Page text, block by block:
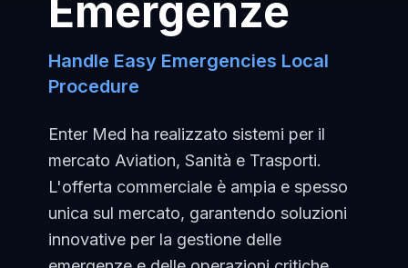
Emergenze
Handle Easy Emergencies Local
Procedure
Enter Med ha realizzato sistemi per il
mercato Aviation, Sanità e Trasporti.
L'offerta commerciale è ampia e spesso
unica sul mercato, garantendo soluzioni
innovative per la gestione delle